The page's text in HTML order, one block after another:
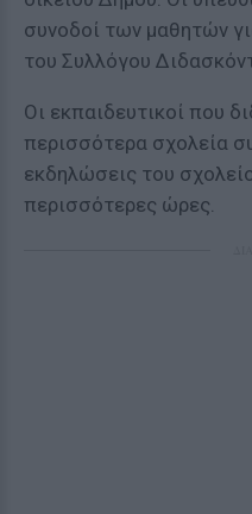
συνοδοί των μαθητών
του Συλλόγου
Οι εκπαιδευτικοί που
περισσότερα σχολεία
εκδηλώσεις του
περισσότερες ώρες.